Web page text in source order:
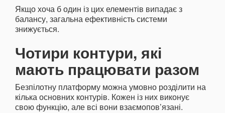
Якщо хоча б один із цих елементів випадає з
балансу, загальна ефективність системи
знижується.
Чотири контури, які
мають працювати разом
Безпілотну платформу можна умовно розділити на
кілька основних контурів. Кожен із них виконує
свою функцію, але всі вони взаємопов’язані.